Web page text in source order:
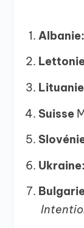
Albanie:
Suisse
Ukraine: